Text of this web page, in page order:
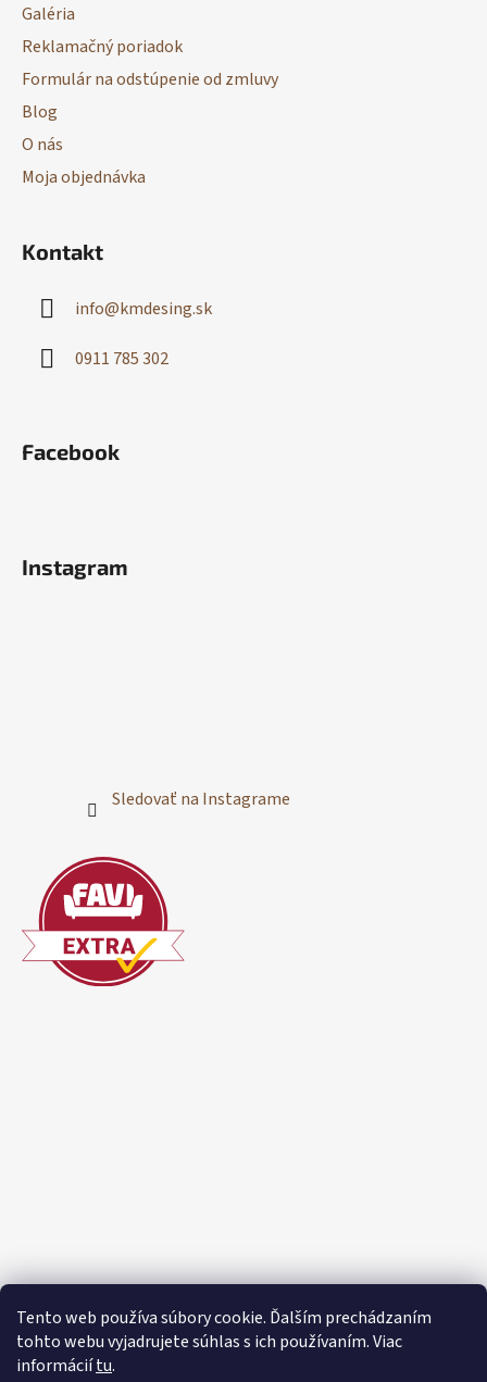
Tento web používa súbory cookie. Ďalším prechádzaním
tohto webu vyjadrujete súhlas s ich používaním. Viac
informáciítu.
Galéria
Reklamačný poriadok
Formulár na odstúpenie od zmluvy
Blog
O nás
Moja objednávka
Kontakt
info@kmdesing.sk
0911 785 302
Facebook
Instagram
Sledovať na Instagrame